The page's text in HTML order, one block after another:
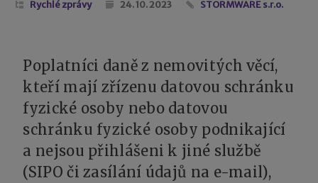
Rychlé zprávy 24. 10. 2023 STORMWARE s.r.o.
Poplatníci daně z nemovitých věcí,
kteří mají zřízenu datovou schránku
fyzické osoby nebo datovou
schránku fyzické osoby podnikající
a nejsou přihlášeni k jiné službě
(SIPO či zasílání údajů na e-mail),